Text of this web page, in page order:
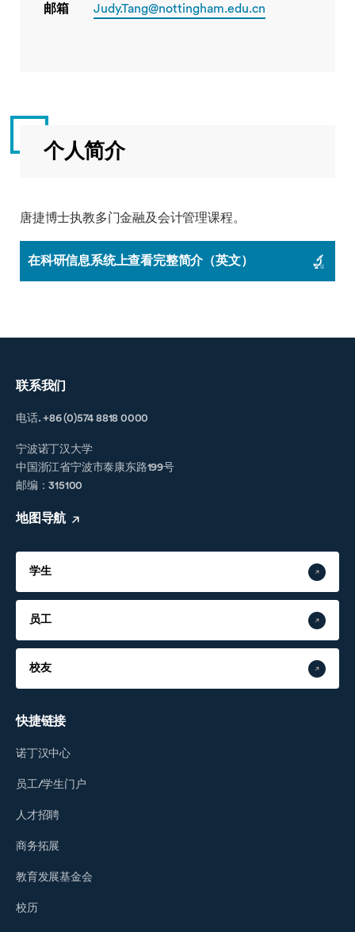
邮箱
Judy.Tang@nottingham.edu.cn
个人简介
唐捷博士执教多门金融及会计管理课程。
在科研信息系统上查看完整简介（英文）
联系我们
电话. +86 (0)574 8818 0000
宁波诺丁汉大学
中国浙江省宁波市泰康东路199号
邮编：315100
地图导航
学生
员工
校友
快捷链接
诺丁汉中心
员工/学生门户
人才招聘
商务拓展
教育发展基金会
校历